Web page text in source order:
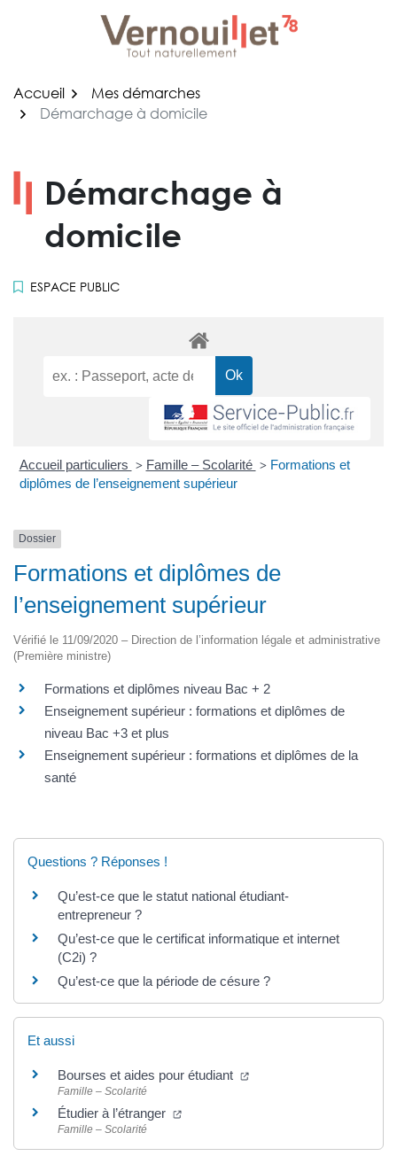
Accueil
Mes démarches
Démarchage à domicile
Démarchage à
domicile
ESPACE PUBLIC
Accueil particuliers > Famille – Scolarité > Formations et
diplômes de l’enseignement supérieur
Dossier
Formations et diplômes de
l’enseignement supérieur
Vérifié le 11/09/2020 – Direction de l’information légale et administrative
(Première ministre)
Formations et diplômes niveau Bac + 2
Enseignement supérieur : formations et diplômes de
niveau Bac +3 et plus
Enseignement supérieur : formations et diplômes de la
santé
Questions ? Réponses !
Qu’est-ce que le statut national étudiant-
entrepreneur ?
Qu’est-ce que le certificat informatique et internet
(C2i) ?
Qu’est-ce que la période de césure ?
Et aussi
Bourses et aides pour étudiant (nouvelle fenêtre)
Famille – Scolarité
Étudier à l’étranger (nouvelle fenêtre)
Famille – Scolarité